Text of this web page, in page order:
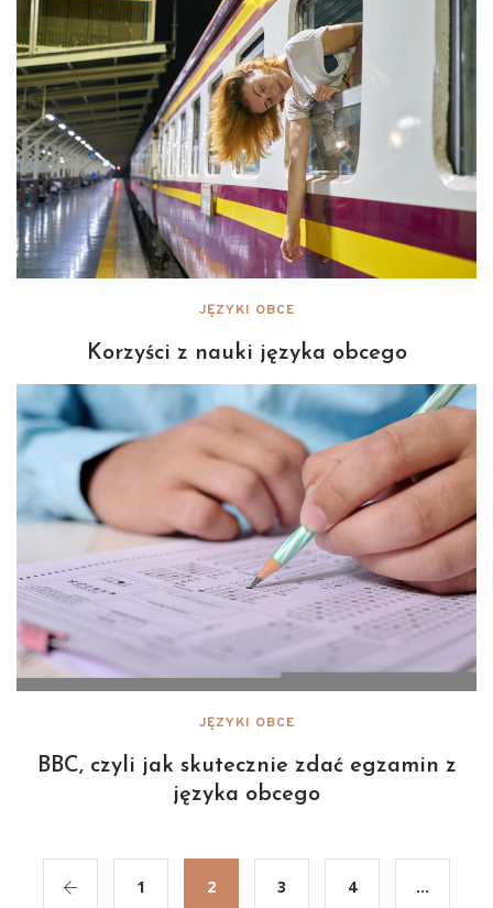
JĘZYKI OBCE
Korzyści z nauki języka obcego
JĘZYKI OBCE
BBC, czyli jak skutecznie zdać egzamin z
języka obcego
1 2 3 4 …